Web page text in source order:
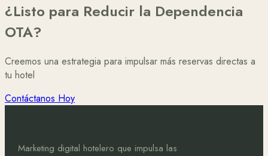
¿Listo para Reducir la Dependencia
OTA?
Creemos una estrategia para impulsar más reservas directas a
tu hotel
Contáctanos Hoy
Marketing digital hotelero que impulsa las